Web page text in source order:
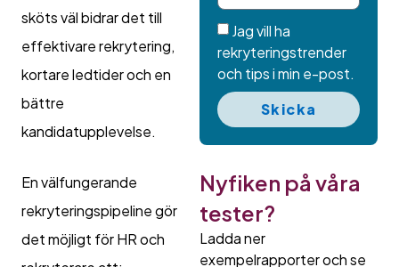
sköts väl bidrar det till
effektivare rekrytering,
kortare ledtider och en
bättre
kandidatupplevelse.
En välfungerande
rekryteringspipeline gör
det möjligt för HR och
Jag vill ha
rekryteringstrender
och tips i min e-post.
Skicka
Nyfiken på våra
tester?
Ladda ner
exempelrapporter och se